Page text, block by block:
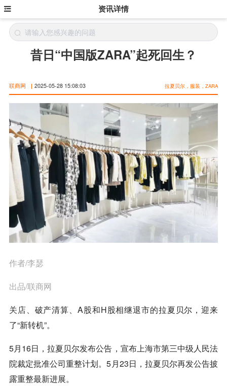
资讯详情
昔日“中国版ZARA”起死回生？
联商网 | 2025-05-28 15:08:03 拉夏贝尔，服装，ZARA
作者/李瑟
出品/联商网
关店 、破产清算、A股和H股相继退市的拉夏贝尔，迎来
了“新转机”。
5月16日，拉夏贝尔发布公告，宣布上海市第三中级人民法
院裁定批准公司重整计划。5月23日，拉夏贝尔再发公告披
露重整最新进展。